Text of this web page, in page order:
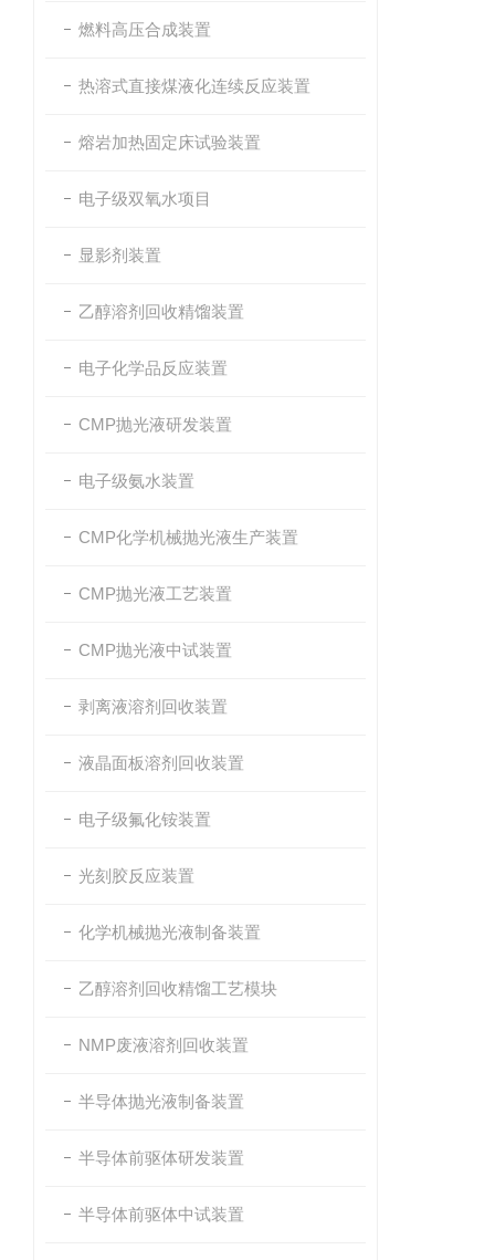
燃料高压合成装置
热溶式直接煤液化连续反应装置
熔岩加热固定床试验装置
电子级双氧水项目
显影剂装置
乙醇溶剂回收精馏装置
电子化学品反应装置
CMP抛光液研发装置
电子级氨水装置
CMP化学机械抛光液生产装置
CMP抛光液工艺装置
CMP抛光液中试装置
剥离液溶剂回收装置
液晶面板溶剂回收装置
电子级氟化铵装置
光刻胶反应装置
化学机械抛光液制备装置
乙醇溶剂回收精馏工艺模块
NMP废液溶剂回收装置
半导体抛光液制备装置
半导体前驱体研发装置
半导体前驱体中试装置